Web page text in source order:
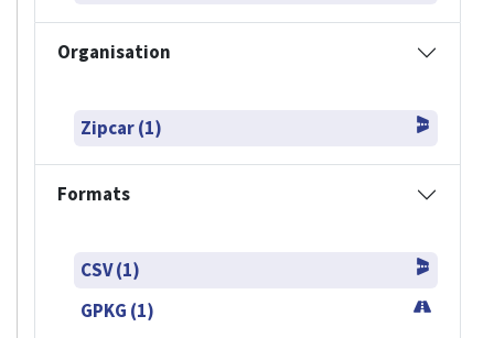
Organisation
Zipcar (1)
Formats
CSV (1)
GPKG (1)